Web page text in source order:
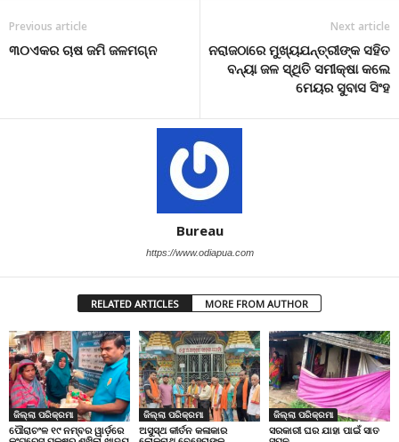
Previous article
୩୦ଏକର ଚାଷ ଜମି ଜଳମଗ୍ନ
Next article
ନରାଜଠାରେ ମୁଖ୍ୟଯନ୍ତ୍ରୀଙ୍କ ସହିତ
ବନ୍ୟା ଜଳ ସ୍ଥିତି ସମୀକ୍ଷା କଲେ
ମେୟର ସୁବାସ ସିଂହ
Bureau
https://www.odiapua.com
RELATED ARTICLES MORE FROM AUTHOR
ଜିଲ୍ଲା ପରିକ୍ରମା
ପୌରାଚଂଳ ୧୯ ନମ୍ବର ୱାର୍ଡ଼ରେ
ଜିଲ୍ଲା ପରିକ୍ରମା
ଅସୁସ୍ଥ କୀର୍ତନ କଳାକାର
ଜିଲ୍ଲା ପରିକ୍ରମା
ସରକାରୀ ଘର ଯାହା ପାଇଁ ସାତ